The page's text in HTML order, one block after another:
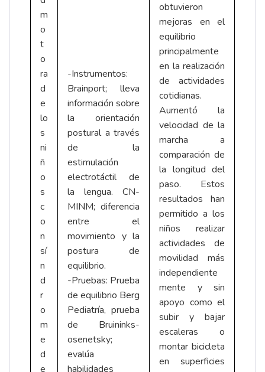
m
o
t
o
ra
d
e
lo
s
ni
ñ
o
s
c
o
n
sí
n
d
r
o
m
e
d
e
-Instrumentos:
Brainport; lleva
información sobre
la orientación
postural a través
de la
estimulación
electrotáctil de
la lengua. CN-
MINM; diferencia
entre el
movimiento y la
postura de
equilibrio.
-Pruebas: Prueba
de equilibrio Berg
Pediatría, prueba
de Bruininks-
osenetsky;
evalúa
habilidades
obtuvieron
mejoras en el
equilibrio
principalmente
en la realización
de actividades
cotidianas.
Aumentó la
velocidad de la
marcha a
comparación de
la longitud del
paso. Estos
resultados han
permitido a los
niños realizar
actividades de
movilidad más
independiente
mente y sin
apoyo como el
subir y bajar
escaleras o
montar bicicleta
en superficies